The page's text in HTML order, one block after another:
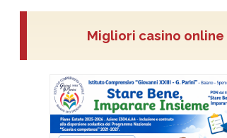
Migliori casino online